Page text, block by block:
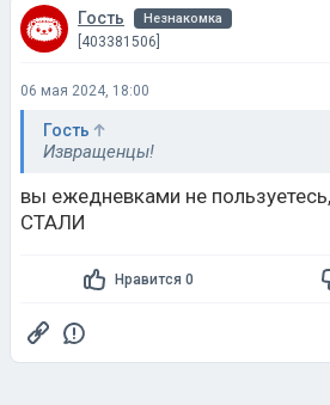
Гость Незнакомка
[403381506]
06 мая 2024, 18:00
Гость
Извращенцы!
вы ежедневками не
СТАЛИ
Нравится 0